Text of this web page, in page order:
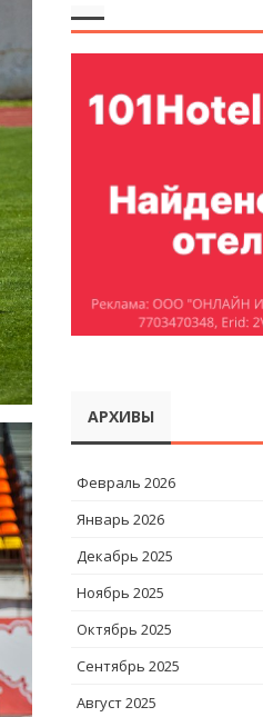
АРХИВЫ
Февраль 2026
Январь 2026
Декабрь 2025
Ноябрь 2025
Октябрь 2025
Сентябрь 2025
Август 2025